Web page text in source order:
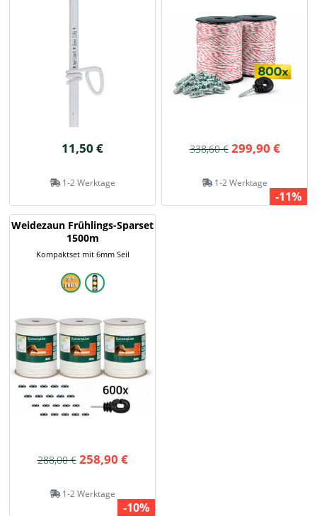
11,50 €
1-2 Werktage
338,60 € 299,90 €
1-2 Werktage
-11%
Weidezaun Frühlings-Sparset
1500m
Kompaktset mit 6mm Seil
288,00 € 258,90 €
1-2 Werktage
-10%